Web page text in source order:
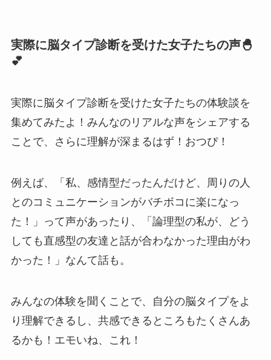
実際に脳タイプ診断を受けた女子たちの声🐣
💕
実際に脳タイプ診断を受けた女子たちの体験談を
集めてみたよ！みんなのリアルな声をシェアする
ことで、さらに理解が深まるはず！おつぴ！
例えば、「私、感情型だったんだけど、周りの人
とのコミュニケーションがバチボコに楽になっ
た！」って声があったり、「論理型の私が、どう
しても直感型の友達と話が合わなかった理由がわ
かった！」なんて話も。
みんなの体験を聞くことで、自分の脳タイプをよ
り理解できるし、共感できるところもたくさんあ
るかも！エモいね、これ！